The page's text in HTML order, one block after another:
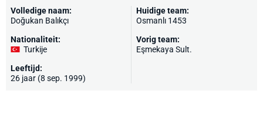
Volledige naam:
Doğukan Balıkçı
Nationaliteit:
Turkije
Leeftijd:
26 jaar (8 sep. 1999)
Huidige team:
Osmanlı 1453
Vorig team:
Eşmekaya Sult.